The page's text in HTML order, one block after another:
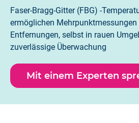
Faser-Bragg-Gitter (FBG) -
ermöglichen Mehrpunktmessungen
Entfernungen, selbst in rauen
zuverlässige Überwachung
Mit einem Experten